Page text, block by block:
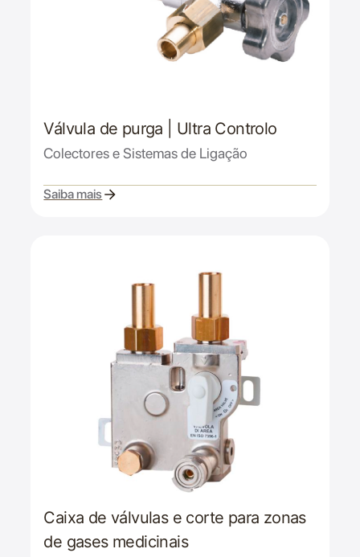
Válvula de purga | Ultra Controlo
Colectores e Sistemas de Ligação
Saiba mais
Caixa de válvulas e corte para zonas
de gases medicinais